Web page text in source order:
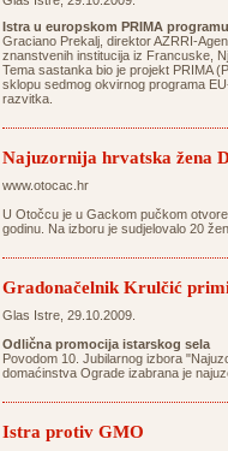
Istra u europskom PRIMA programu
Graciano Prekalj, direktor AZRRI-
znanstvenih institucija iz Francuske,
Tema sastanka bio je projekt PRIMA
sklopu sedmog okvirnog programa
razvitka.
Najuzornija hrvatska žena
www.otocac.hr
U Otočcu je u Gackom pučkom
godinu. Na izboru je sudjelovalo 20
Gradonačelnik Krulčić
Glas Istre, 29.10.2009.
Odlična promocija istarskog sela
Povodom 10. Jubilarnog izbora
domaćinstva Ograde izabrana je
Istra protiv GMO